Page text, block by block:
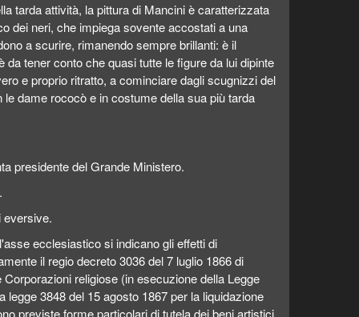
tarda attività, la pittura di Mancini è caratterizzata
dei neri, che impiega sovente accostati a una
a scurire, rimanendo sempre brillanti: è il
da tener conto che quasi tutte le figure da lui dipinte
e proprio ritratto, a cominciare dagli scugnizzi del
dame rococò e in costume della sua più tarda
presidente del Grande Ministero.
eversive.
ecclesiastico si indicano gli effetti di
il regio decreto 3036 del 7 luglio 1866 di
religiose (in esecuzione della Legge
legge 3848 del 15 agosto 1867 per la liquidazione
previste forme particolari di tutela dei beni artistici